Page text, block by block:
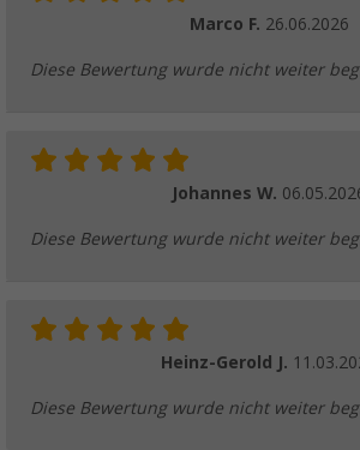
Marco F. 26.06.2026
Diese Bewertung wurde nicht weiter
Johannes W.
Diese Bewertung wurde nicht weiter
Heinz-Gerold J.
Diese Bewertung wurde nicht weiter